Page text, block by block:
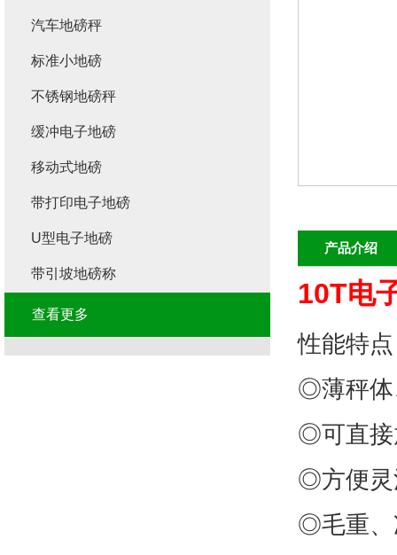
产品介绍
10T电
性能特
◎薄秤
◎可直接
◎方便灵
◎毛重、
汽车地磅秤
标准小地磅
不锈钢地磅秤
缓冲电子地磅
移动式地磅
带打印电子地磅
U型电子地磅
带引坡地磅称
查看更多